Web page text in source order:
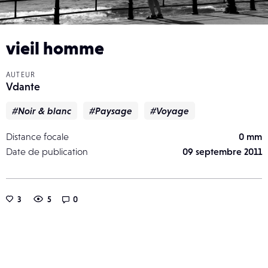
vieil homme
AUTEUR
Vdante
#Noir & blanc #Paysage #Voyage
Distance focale
0 mm
Date de publication
09 septembre 2011
3 5 0